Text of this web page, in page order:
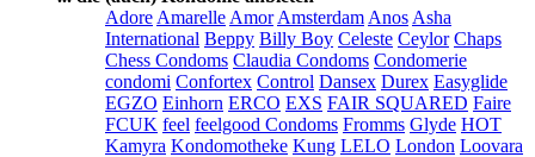
Adore Amarelle Amor Amsterdam Anos Asha
International Beppy Billy Boy Celeste Ceylor Chaps
Chess Condoms Claudia Condoms Condomerie
condomi Confortex Control Dansex Durex Easyglide
EGZO Einhorn ERCO EXS FAIR SQUARED Faire
FCUK feel feelgood Condoms Fromms Glyde HOT
Kamyra Kondomotheke Kung LELO London Loovara